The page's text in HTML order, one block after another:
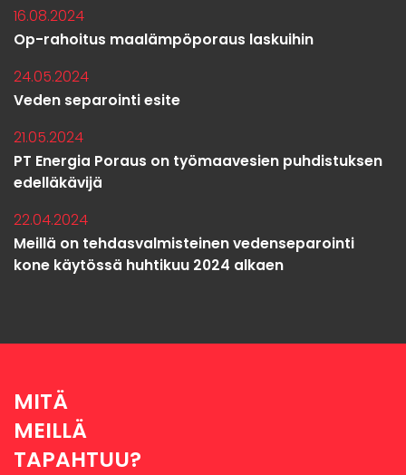
16.08.2024
Op-rahoitus maalämpöporaus laskuihin
24.05.2024
Veden separointi esite
21.05.2024
PT Energia Poraus on työmaavesien puhdistuksen
edelläkävijä
22.04.2024
Meillä on tehdasvalmisteinen vedenseparointi
kone käytössä huhtikuu 2024 alkaen
MITÄ
MEILLÄ
TAPAHTUU?